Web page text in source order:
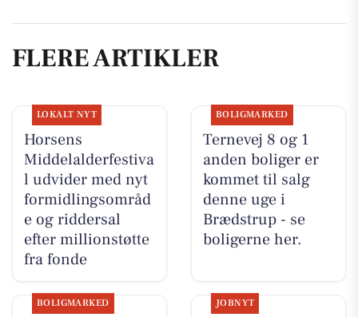
FLERE ARTIKLER
LOKALT NYT
Horsens
Middelalderfestiva
l udvider med nyt
formidlingsområd
e og riddersal
efter millionstøtte
fra fonde
BOLIGMARKED
Ternevej 8 og 1
anden boliger er
kommet til salg
denne uge i
Brædstrup - se
boligerne her.
BOLIGMARKED JOBNYT